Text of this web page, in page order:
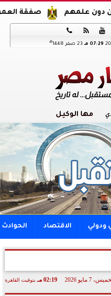
صفقة العمر.. محمد صلاح ينعش



07:29 مـ 23 صفر 1448 هـ
مها الوكيل
ودولي الاقتصاد الحوادث
7 مايو 2026 02:19 مـ بتوقيت القاهرة